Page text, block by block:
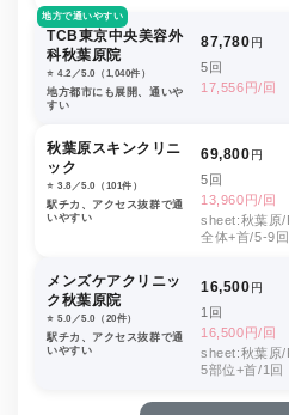
地方で通いやすい
TCB東京中央美容外
科秋葉原院
⭐️ 4.2／5.0（1,040件）
地方都市にも展開、通いや
すい
87,780円
5回
17,556円/回
秋葉原スキンクリニ
ック
⭐️ 3.8／5.0（101件）
駅チカ、アクセス抜群で通
いやすい
69,800円
5回
13,960円/回
sheet:秋葉原/
全体+首/5-9回
メンズケアクリニッ
ク秋葉原院
⭐️ 5.0／5.0（20件）
駅チカ、アクセス抜群で通
いやすい
16,500円
1回
16,500円/回
sheet:秋葉原/
5部位+首/1回